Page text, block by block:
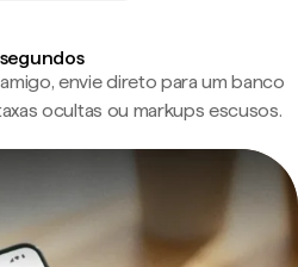
envie direto para um banco
ocultas ou markups escusos.